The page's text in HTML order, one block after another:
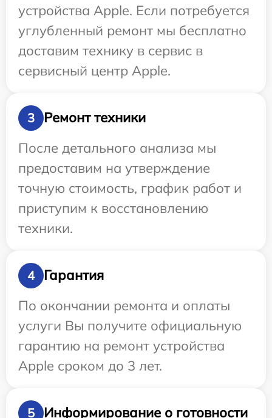
устройства Apple. Если потребуется
углубленный ремонт мы бесплатно
доставим технику в сервис в
сервисный центр Apple.
3
Ремонт техники
После детального анализа мы
предоставим на утверждение
точную стоимость, график работ и
приступим к восстановлению
техники.
4
Гарантия
По окончании ремонта и оплаты
услуги Вы получите официальную
гарантию на ремонт устройства
Apple сроком до 3 лет.
5 Информирование о готовности